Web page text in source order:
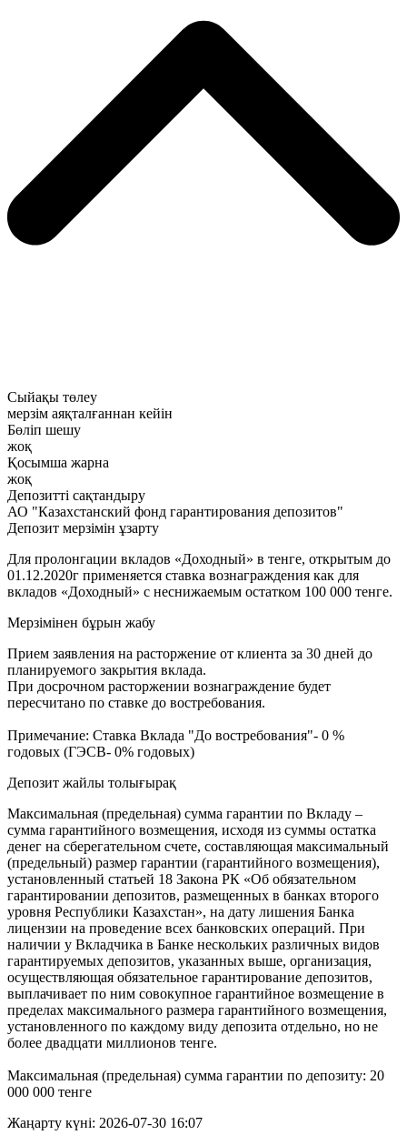
Сыйақы төлеу
мерзім аяқталғаннан кейін
Бөліп шешу
жоқ
Қосымша жарна
жоқ
Депозитті сақтандыру
АО "Казахстанский фонд гарантирования депозитов"
Депозит мерзімін ұзарту
Для пролонгации вкладов «Доходный» в тенге, открытым до
01.12.2020г применяется ставка вознаграждения как для
вкладов «Доходный» с неснижаемым остатком 100 000 тенге.
Мерзімінен бұрын жабу
Прием заявления на расторжение от клиента за 30 дней до
планируемого закрытия вклада.
При досрочном расторжении вознаграждение будет
пересчитано по ставке до востребования.
Примечание: Ставка Вклада "До востребования"- 0 %
годовых (ГЭСВ- 0% годовых)
Депозит жайлы толығырақ
Максимальная (предельная) сумма гарантии по Вкладу –
сумма гарантийного возмещения, исходя из суммы остатка
денег на сберегательном счете, составляющая максимальный
(предельный) размер гарантии (гарантийного возмещения),
установленный статьей 18 Закона РК «Об обязательном
гарантировании депозитов, размещенных в банках второго
уровня Республики Казахстан», на дату лишения Банка
лицензии на проведение всех банковских операций. При
наличии у Вкладчика в Банке нескольких различных видов
гарантируемых депозитов, указанных выше, организация,
осуществляющая обязательное гарантирование депозитов,
выплачивает по ним совокупное гарантийное возмещение в
пределах максимального размера гарантийного возмещения,
установленного по каждому виду депозита отдельно, но не
более двадцати миллионов тенге.
Максимальная (предельная) сумма гарантии по депозиту: 20
000 000 тенге
Жаңарту күні: 2026-07-30 16:07